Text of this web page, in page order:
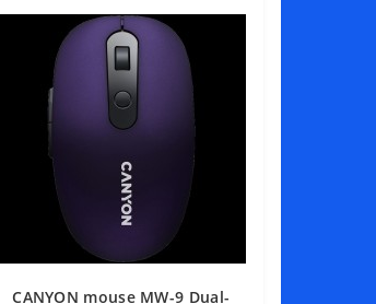
CANYON mouse MW-9 Dual-